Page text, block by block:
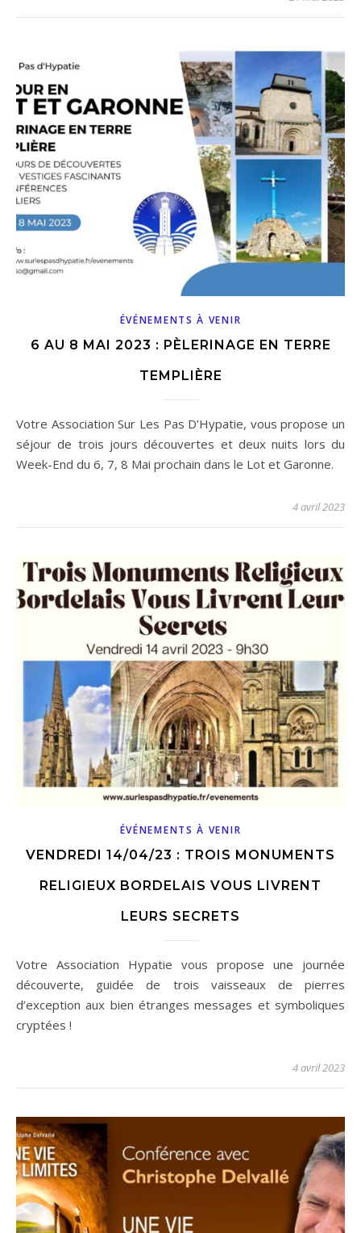
ÉVÉNEMENTS À VENIR
6 AU 8 MAI 2023 : PÈLERINAGE EN TERRE
TEMPLIÈRE
Votre Association Sur Les Pas D’Hypatie, vous propose un
séjour de trois jours découvertes et deux nuits lors du
Week-End du 6, 7, 8 Mai prochain dans le Lot et Garonne.
4 avril 2023
ÉVÉNEMENTS À VENIR
VENDREDI 14/04/23 : TROIS MONUMENTS
RELIGIEUX BORDELAIS VOUS LIVRENT
LEURS SECRETS
Votre Association Hypatie vous propose une journée
découverte, guidée de trois vaisseaux de pierres
d’exception aux bien étranges messages et symboliques
cryptées !
4 avril 2023